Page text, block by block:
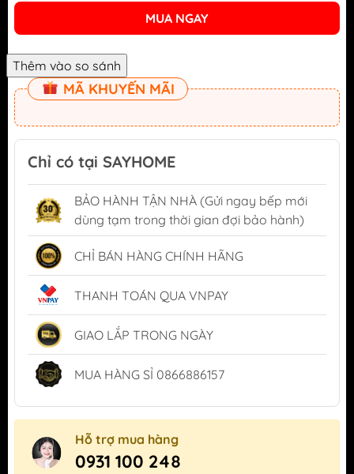
MUA NGAY
MÃ KHUYẾN MÃI
Chỉ có tại SAYHOME
BẢO HÀNH TẬN NHÀ (Gửi ngay bếp mới
dùng tạm trong thời gian đợi bảo hành)
CHỈ BÁN HÀNG CHÍNH HÃNG
THANH TOÁN QUA VNPAY
GIAO LẮP TRONG NGÀY
MUA HÀNG SỈ 0866886157
Hỗ trợ mua hàng
0931 100 248